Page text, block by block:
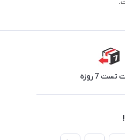
7 روزه